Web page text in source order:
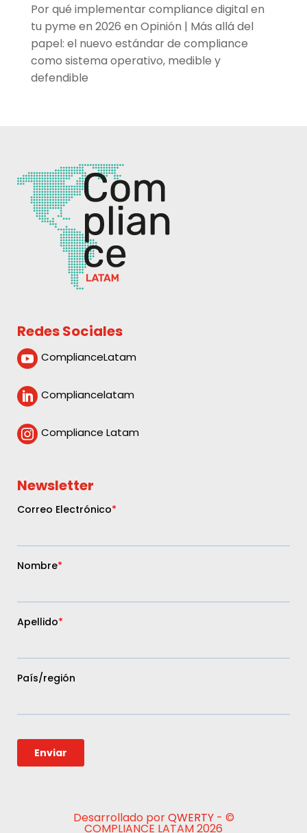
Por qué implementar compliance digital en
tu pyme en 2026 en Opinión | Más allá del
papel: el nuevo estándar de compliance
como sistema operativo, medible y
defendible
Redes Sociales
 ComplianceLatam
 Compliancelatam
 Compliance Latam
Newsletter
Desarrollado porQWERTY- ©
COMPLIANCE LATAM 2026